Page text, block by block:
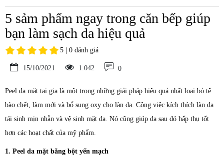
5 sảm phẩm ngay trong căn bếp giúp
bạn làm sạch da hiệu quả
5 | 0 đánh giá
15/10/2021 1.042 0
Peel da mặt tại gia là một trong những giải pháp hiệu quả nhất loại bỏ tế
bào chết, làm mới và bổ sung oxy cho làn da. Công việc kích thích làn da
tái sinh mịn nhẵn và vệ sinh mặt da. Nó cũng giúp da sau đó hấp thụ tốt
hơn các hoạt chất của mỹ phẩm.
1. Peel da mặt bằng bột yến mạch